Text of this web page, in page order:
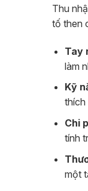
Thu
tố then
Tay
làm
Kỹ
thích
Chi
tính
một